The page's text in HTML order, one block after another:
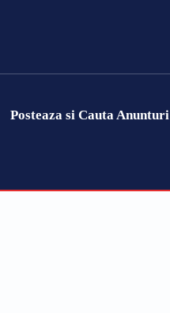
Posteaza si Cauta Anunturi